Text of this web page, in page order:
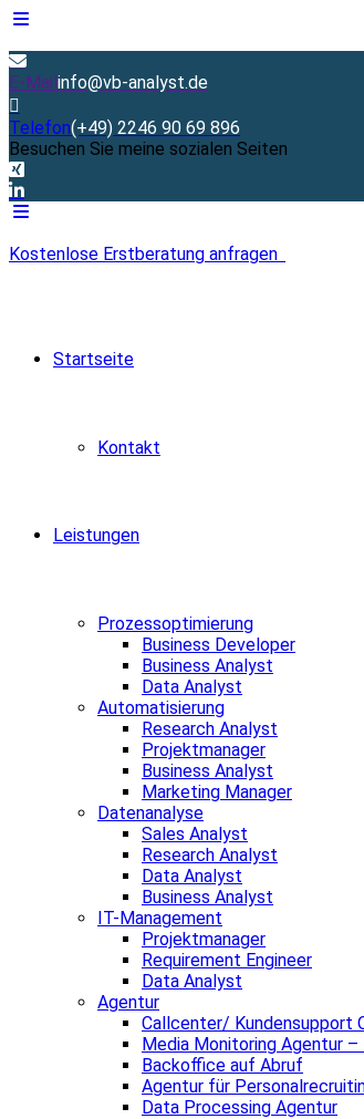
E-Mailinfo@vb-analyst.de
Telefon(+49) 2246 90 69 896
Besuchen Sie meine sozialen Seiten
Kostenlose Erstberatung anfragen
Startseite
Kontakt
Leistungen
Prozessoptimierung
Business Developer
Business Analyst
Data Analyst
Automatisierung
Research Analyst
Projektmanager
Business Analyst
Marketing Manager
Datenanalyse
Sales Analyst
Research Analyst
Data Analyst
Business Analyst
IT-Management
Projektmanager
Requirement Engineer
Data Analyst
Agentur
Callcenter/ Kundensupport
Media Monitoring Agentur
Backoffice auf Abruf
Agentur für
Data Processing Agentur